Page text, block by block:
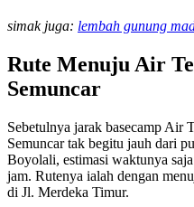
simak juga: lembah gunung
Rute Menuju Air
Semuncar
Sebetulnya jarak basecamp Air
Semuncar tak begitu jauh dari
Boyolali, estimasi waktunya
jam. Rutenya ialah dengan
di Jl. Merdeka Timur.